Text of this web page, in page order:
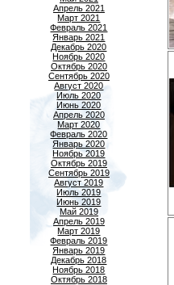
Апрель 2021
Март 2021
Февраль 2021
Январь 2021
Декабрь 2020
Ноябрь 2020
Октябрь 2020
Сентябрь 2020
Август 2020
Июль 2020
Июнь 2020
Апрель 2020
Март 2020
Февраль 2020
Январь 2020
Ноябрь 2019
Октябрь 2019
Сентябрь 2019
Август 2019
Июль 2019
Июнь 2019
Май 2019
Апрель 2019
Март 2019
Февраль 2019
Январь 2019
Декабрь 2018
Ноябрь 2018
Октябрь 2018